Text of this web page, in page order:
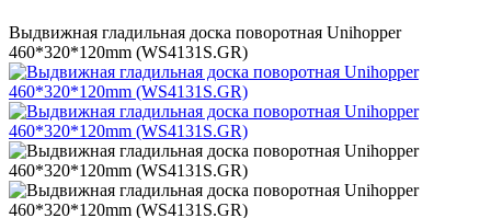
Выдвижная гладильная доска поворотная Unihopper
460*320*120mm (WS4131S.GR)